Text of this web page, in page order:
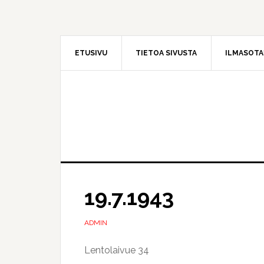
ETUSIVU TIETOA SIVUSTA
19.7.1943
ADMIN
Lentolaivue 34